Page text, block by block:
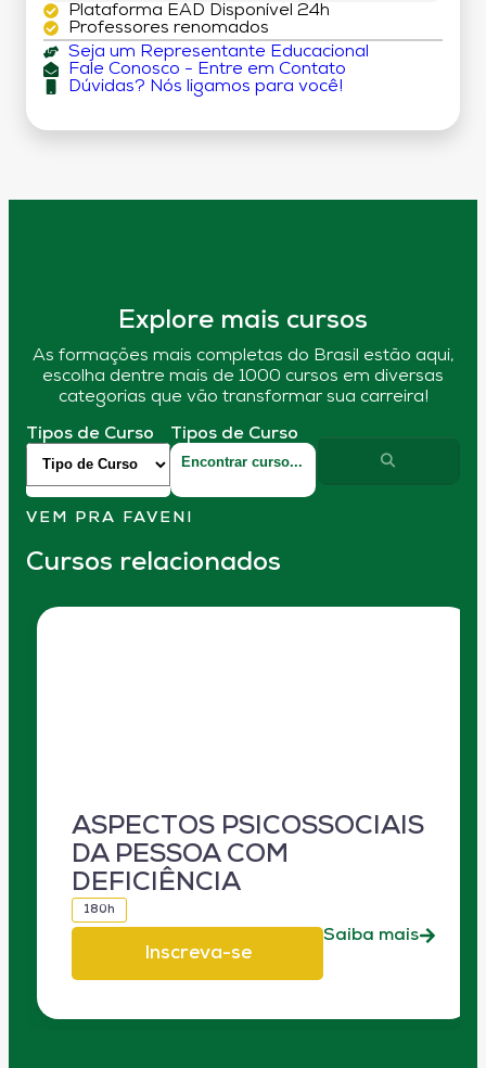
Plataforma EAD Disponível 24h
Professores renomados
Seja um Representante Educacional
Fale Conosco - Entre em Contato
Dúvidas? Nós ligamos para você!
Explore mais cursos
As formações mais completas do Brasil estão aqui,
escolha dentre mais de 1000 cursos em diversas
categorias que vão transformar sua carreira!
Tipos de Curso Tipos de Curso
VEM PRA FAVENI
Cursos relacionados
ASPECTOS PSICOSSOCIAIS
DA PESSOA COM
DEFICIÊNCIA
180h
Inscreva-se
Saiba mais